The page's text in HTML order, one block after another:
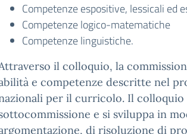
Competenze espositive, lessicali ed
Competenze logico-matematiche
Competenze linguistiche.
il colloquio, la
e competenze descritte nel
per il curricolo. Il
e si sviluppa in
di risoluzione di